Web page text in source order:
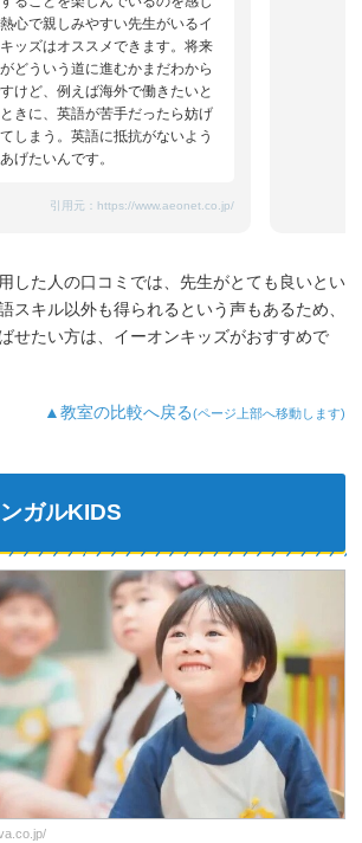
心で親しみやすい先生がいるイ
ッズはオススメできます。将来
どういう道に進むかまだわから
けど、例えば海外で働きたいと
きに、英語が苦手だったら妨げ
しまう。英語に抵抗がないよう
げたいんです。
引用元： https://www.aeonet.co.jp/
した人の口コミでは、先生がとても良いとい
スキル以外も得られるという声もあるため、
せたい方は、イーオンキッズがおすすめで
▲教室の比較へ戻る(ページ上部へ移動します)
ガルKIDS